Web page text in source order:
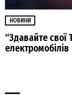
НОВИНИ
“Здавайте свої
електромобілів